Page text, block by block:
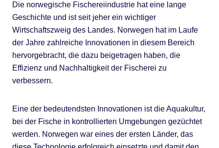
Die norwegische Fischereiindustrie hat eine lange
Geschichte und ist seit jeher ein wichtiger
Wirtschaftszweig des Landes. Norwegen hat im Laufe
der Jahre zahlreiche Innovationen in diesem Bereich
hervorgebracht, die dazu beigetragen haben, die
Effizienz und Nachhaltigkeit der Fischerei zu
verbessern.
Eine der bedeutendsten Innovationen ist die Aquakultur,
bei der Fische in kontrollierten Umgebungen gezüchtet
werden. Norwegen war eines der ersten Länder, das